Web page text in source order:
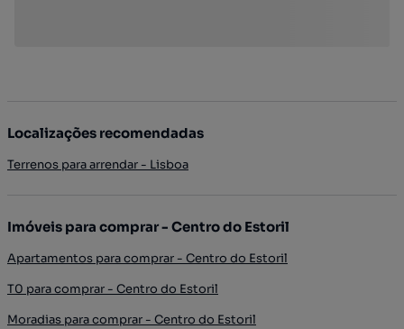
Localizações recomendadas
Terrenos para arrendar - Lisboa
Imóveis para comprar - Centro do Estoril
Apartamentos para comprar - Centro do Estoril
T0 para comprar - Centro do Estoril
Moradias para comprar - Centro do Estoril